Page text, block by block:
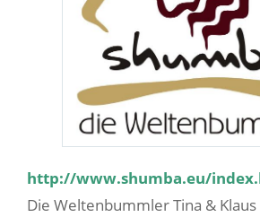
http://www.shumba.eu/
Die Weltenbummler Tina &